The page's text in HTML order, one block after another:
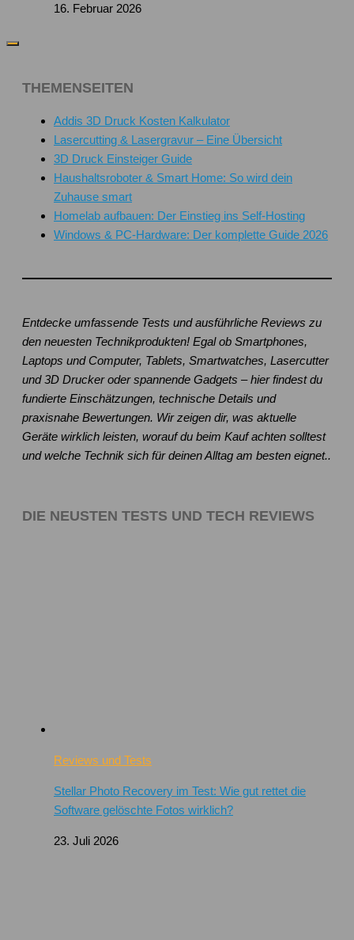
16. Februar 2026
THEMENSEITEN
Addis 3D Druck Kosten Kalkulator
Lasercutting & Lasergravur – Eine Übersicht
3D Druck Einsteiger Guide
Haushaltsroboter & Smart Home: So wird dein
Zuhause smart
Homelab aufbauen: Der Einstieg ins Self-Hosting
Windows & PC-Hardware: Der komplette Guide 2026
Entdecke umfassende Tests und ausführliche Reviews zu
den neuesten Technikprodukten! Egal ob Smartphones,
Laptops und Computer, Tablets, Smartwatches, Lasercutter
und 3D Drucker oder spannende Gadgets – hier findest du
fundierte Einschätzungen, technische Details und
praxisnahe Bewertungen. Wir zeigen dir, was aktuelle
Geräte wirklich leisten, worauf du beim Kauf achten solltest
und welche Technik sich für deinen Alltag am besten eignet..
DIE NEUSTEN TESTS UND TECH REVIEWS
Reviews und Tests
Stellar Photo Recovery im Test: Wie gut rettet die
Software gelöschte Fotos wirklich?
23. Juli 2026